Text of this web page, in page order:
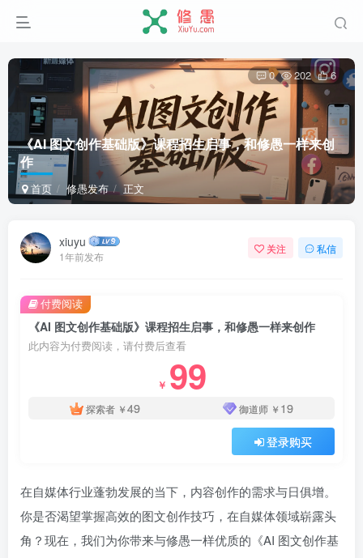
《AI 图文创作基础版》课程招生启事，和修愚一样来创
作
首页 修愚发布 正文
0 202 6
xiuyu
1年前发布
关注 私信
《AI 图文创作基础版》课程招生启事，和修愚一样来创作
此内容为付费阅读，请付费后查看
￥ 99
探索者 ￥49 御道师 ￥ 19
登录购买
付费阅读
在自媒体行业蓬勃发展的当下，内容创作的需求与日俱增。
你是否渴望掌握高效的图文创作技巧，在自媒体领域崭露头
角？现在，我们为你带来与修愚一样优质的《AI 图文创作基